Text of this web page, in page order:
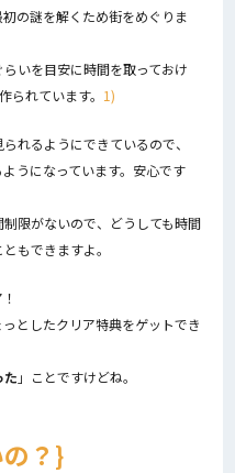
の謎を解くため街をめぐりま
いを目安に時間を取っておけ
られています。 1)
れるようにできているので、
うになっています。安心です
限がないので、どうしても時間
もできますよ。
としたクリア特典をゲットでき
た 」ことですけどね。
？